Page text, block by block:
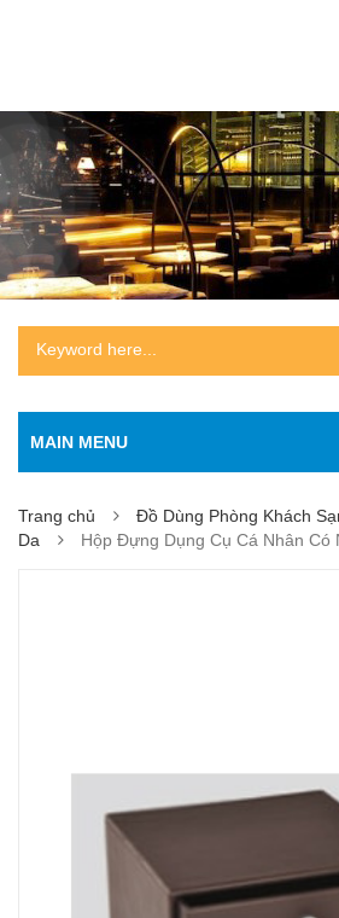
MAIN MENU
Trang chủ Đồ Dùng Phòng Khách
Da
Hộp Đựng Dụng Cụ Cá Nhân Có